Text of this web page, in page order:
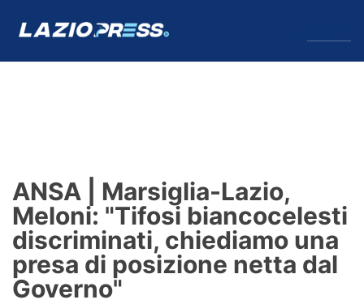
Formello
Infortuni
Primavera
ANSA | Marsiglia-Lazio,
Meloni: "Tifosi biancocelesti
discriminati, chiediamo una
presa di posizione netta dal
Governo"